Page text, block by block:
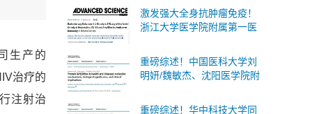
生产的
治疗的
注射治
策略
激发强大全身抗肿瘤免疫！
浙江大学医学院附属第一医
疗联合疗法
重磅综述！中国医科大学刘
明妍/魏敏杰、沈阳医学院附
述蛋白质乳酸化：分子机
重磅综述！华中科技大学同